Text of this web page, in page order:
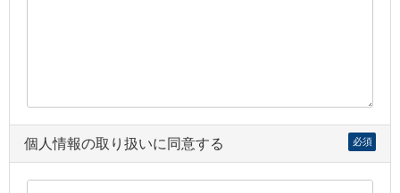
個人情報の取り扱いに同意する 必須